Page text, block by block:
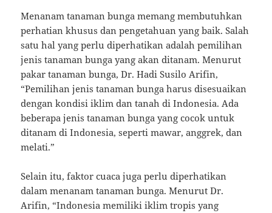
Menanam tanaman bunga memang membutuhkan
perhatian khusus dan pengetahuan yang baik. Salah
satu hal yang perlu diperhatikan adalah pemilihan
jenis tanaman bunga yang akan ditanam. Menurut
pakar tanaman bunga, Dr. Hadi Susilo Arifin,
“Pemilihan jenis tanaman bunga harus disesuaikan
dengan kondisi iklim dan tanah di Indonesia. Ada
beberapa jenis tanaman bunga yang cocok untuk
ditanam di Indonesia, seperti mawar, anggrek, dan
melati.”
Selain itu, faktor cuaca juga perlu diperhatikan
dalam menanam tanaman bunga. Menurut Dr.
Arifin, “Indonesia memiliki iklim tropis yang